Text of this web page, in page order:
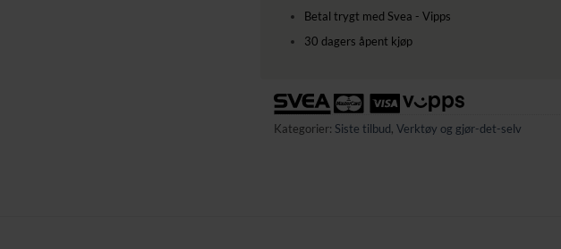
Betal trygt med Svea - Vipps
30 dagers åpent kjøp
Kategorier: Siste tilbud, Verktøy og gjør-det-selv